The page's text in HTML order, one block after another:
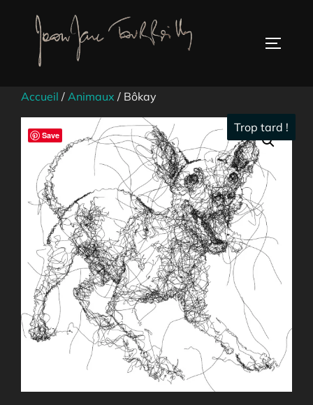
contenu
Accueil / Animaux / Bôkay
Save
Trop tard !